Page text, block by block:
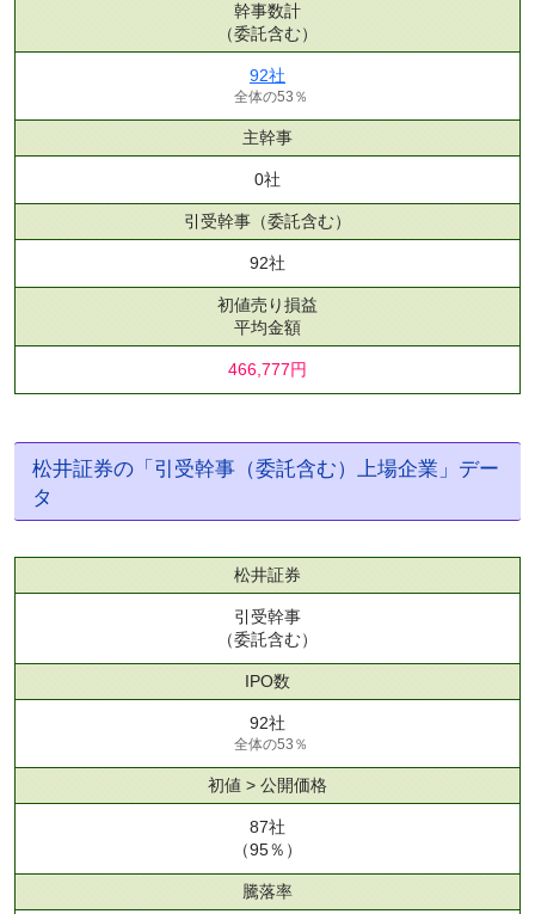
幹事数計
（委託含む）
92社
全体の53％
主幹事
0社
引受幹事 （委託含む）
92社
初値売り損益
平均金額
466,777円
松井証券の「引受幹事（委託含む）上場企業」デー
タ
松井証券
引受幹事
（委託含む）
IPO数
92社
全体の53％
初値 > 公開価格
87社
（95％）
騰落率